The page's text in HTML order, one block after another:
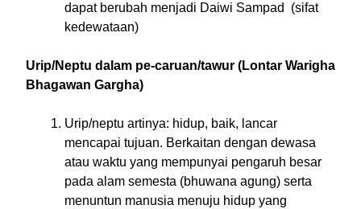
dapat berubah menjadi Daiwi Sampad (sifat
kedewataan)
Urip/Neptu dalam pe-caruan/tawur (Lontar Warigha
Bhagawan Gargha)
Urip/neptu artinya: hidup, baik, lancar
mencapai tujuan. Berkaitan dengan dewasa
atau waktu yang mempunyai pengaruh besar
pada alam semesta (bhuwana agung) serta
menuntun manusia menuju hidup yang